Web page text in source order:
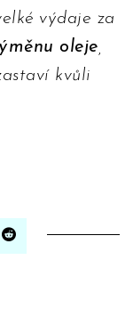
výdaje za
oleje
kvůli